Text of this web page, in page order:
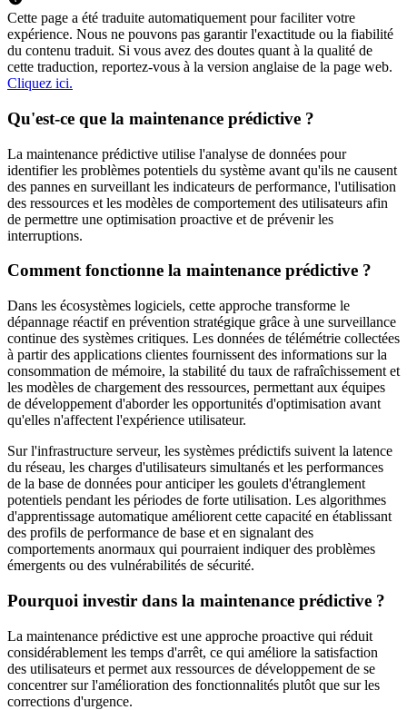
Cette page a été traduite automatiquement pour faciliter votre
expérience. Nous ne pouvons pas garantir l'exactitude ou la fiabilité
du contenu traduit. Si vous avez des doutes quant à la qualité de
cette traduction, reportez-vous à la version anglaise de la page web.
Cliquez ici.
Qu'est-ce que la maintenance prédictive ?
La maintenance prédictive utilise l'analyse de données pour
identifier les problèmes potentiels du système avant qu'ils ne causent
des pannes en surveillant les indicateurs de performance, l'utilisation
des ressources et les modèles de comportement des utilisateurs afin
de permettre une optimisation proactive et de prévenir les
interruptions.
Comment fonctionne la maintenance prédictive ?
Dans les écosystèmes logiciels, cette approche transforme le
dépannage réactif en prévention stratégique grâce à une surveillance
continue des systèmes critiques. Les données de télémétrie collectées
à partir des applications clientes fournissent des informations sur la
consommation de mémoire, la stabilité du taux de rafraîchissement et
les modèles de chargement des ressources, permettant aux équipes
de développement d'aborder les opportunités d'optimisation avant
qu'elles n'affectent l'expérience utilisateur.
Sur l'infrastructure serveur, les systèmes prédictifs suivent la latence
du réseau, les charges d'utilisateurs simultanés et les performances
de la base de données pour anticiper les goulets d'étranglement
potentiels pendant les périodes de forte utilisation. Les algorithmes
d'apprentissage automatique améliorent cette capacité en établissant
des profils de performance de base et en signalant des
comportements anormaux qui pourraient indiquer des problèmes
émergents ou des vulnérabilités de sécurité.
Pourquoi investir dans la maintenance prédictive ?
La maintenance prédictive est une approche proactive qui réduit
considérablement les temps d'arrêt, ce qui améliore la satisfaction
des utilisateurs et permet aux ressources de développement de se
concentrer sur l'amélioration des fonctionnalités plutôt que sur les
corrections d'urgence.